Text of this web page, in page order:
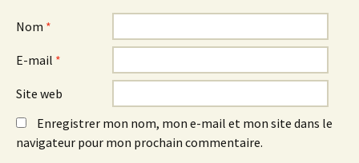
Nom *
E-mail *
Site web
Enregistrer mon nom, mon e-mail et mon site dans le
navigateur pour mon prochain commentaire.